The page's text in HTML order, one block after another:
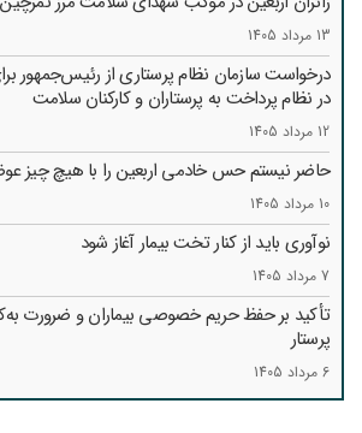
13 مرداد 1405
درخواست سازمان نظام پرستاری از رئیس‌جمهور
در نظام پرداخت به پرستاران و کارکنان سلامت
12 مرداد 1405
حاضر نیستم حس خادمی اربعین را با هیچ چیز
10 مرداد 1405
نوآوری باید از کنار تخت بیمار آغاز شود
7 مرداد 1405
تأکید بر حفظ حریم خصوصی بیماران و ضرورت
پرستار
6 مرداد 1405